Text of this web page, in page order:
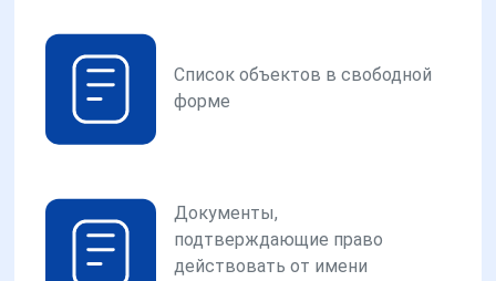
Список объектов в свободной
форме
Документы,
подтверждающие право
действовать от имени